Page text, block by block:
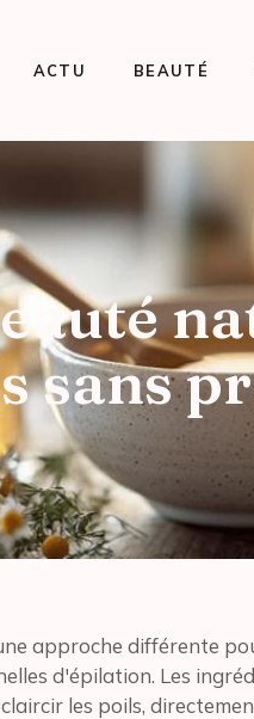
ACTU BEAUTÉ
sans
approche différente
d'épilation. Les
les poils,